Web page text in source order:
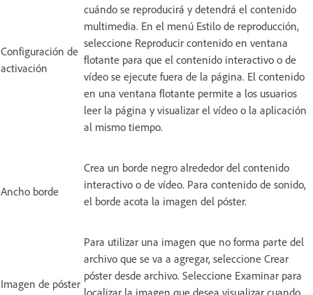
Configuración de
activación
cuándo se reproducirá y detendrá el contenido
multimedia. En el menú Estilo de reproducción,
seleccione Reproducir contenido en ventana
flotante para que el contenido interactivo o de
vídeo se ejecute fuera de la página. El contenido
en una ventana flotante permite a los usuarios
leer la página y visualizar el vídeo o la aplicación
al mismo tiempo.
Ancho borde
Crea un borde negro alrededor del contenido
interactivo o de vídeo. Para contenido de sonido,
el borde acota la imagen del póster.
Imagen de póster
Para utilizar una imagen que no forma parte del
archivo que se va a agregar, seleccione Crear
póster desde archivo. Seleccione Examinar para
localizar la imagen que desea visualizar cuando